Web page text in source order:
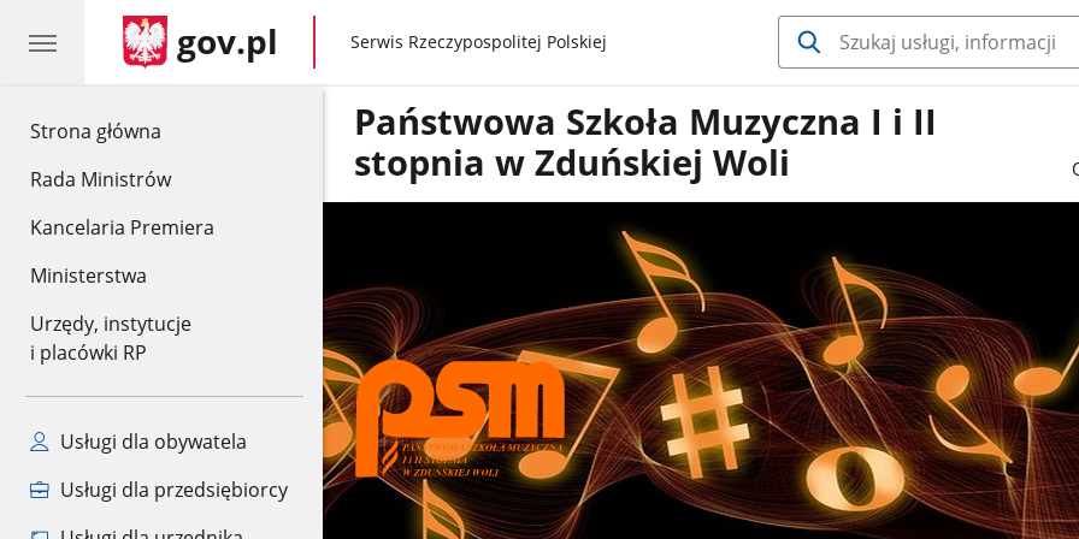
Strona główna
Rada Ministrów
Kancelaria Premiera
Ministerstwa
Urzędy, instytucje
i placówki RP
Usługi dla obywatela
Usługi dla przedsiębiorcy
gov.pl gov.pl
Serwis Rzeczypospolitej Polskiej
Państwowa Szkoła Muzyczna I i II
stopnia w Zduńskiej Woli